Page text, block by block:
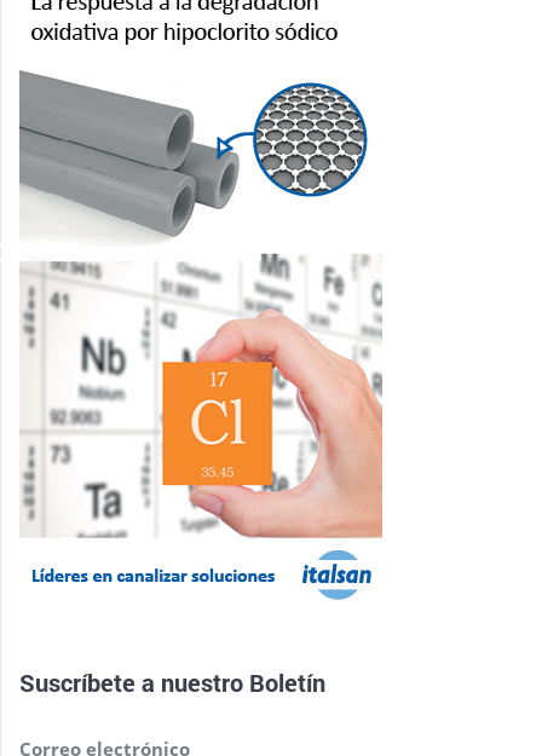
Suscríbete a nuestro Boletín
Correo electrónico